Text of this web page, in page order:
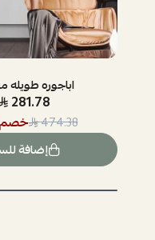
اباجوره طويله
281.78
474.38 خصم
إضافة